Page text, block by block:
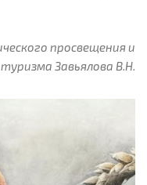
просвещения и
туризма Завьялова В.Н.